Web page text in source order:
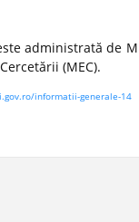
administrată de
(MEC).
informatii-generale-14